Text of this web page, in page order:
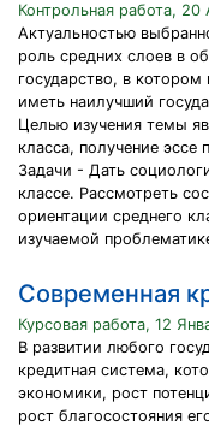
Контрольная работа, 20
Актуальностью
роль средних слоев в
государство, в
иметь наилучший
Целью изучения темы
класса, получение эссе
Задачи - Дать
классе. Рассмотреть
ориентации среднего
изучаемой
Современная
Курсовая работа, 12
В развитии любого
кредитная система,
экономики, рост
рост благосостояния